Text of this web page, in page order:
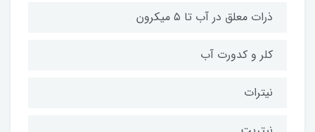
ذرات معلق در آب تا ۵ میکرون
کلر و کدورت آب
نیترات